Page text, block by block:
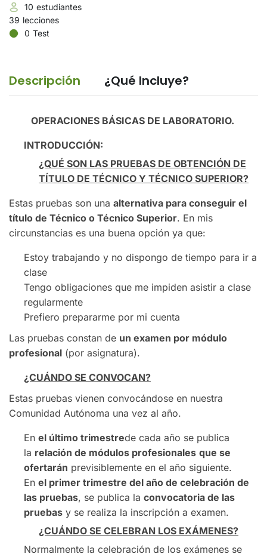
Descripción ¿Qué Incluye?
OPERACIONES BÁSICAS DE LABORATORIO.
INTRODUCCIÓN:
¿QUÉ SON LAS PRUEBAS DE OBTENCIÓN DE
TÍTULO DE TÉCNICO Y TÉCNICO SUPERIOR?
Estas pruebas son una alternativa para conseguir el
título de Técnico o Técnico Superior. En mis
circunstancias es una buena opción ya que:
Estoy trabajando y no dispongo de tiempo para ir a
clase
Tengo obligaciones que me impiden asistir a clase
regularmente
Prefiero prepararme por mi cuenta
Las pruebas constan de un examen por módulo
profesional (por asignatura).
¿CUÁNDO SE CONVOCAN?
Estas pruebas vienen convocándose en nuestra
Comunidad Autónoma una vez al año.
En el último trimestrede cada año se publica
la relación de módulos profesionales que se
ofertarán previsiblemente en el año siguiente.
En el primer trimestre del año de celebración de
las pruebas, se publica la convocatoria de las
pruebas y se realiza la inscripción a examen.
¿CUÁNDO SE CELEBRAN LOS EXÁMENES?
Normalmente la celebración de los exámenes se
10 estudiantes
39 lecciones
0 Test